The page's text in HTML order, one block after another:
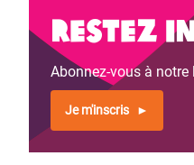
Restez
Abonnez-vous à
Je m'inscris